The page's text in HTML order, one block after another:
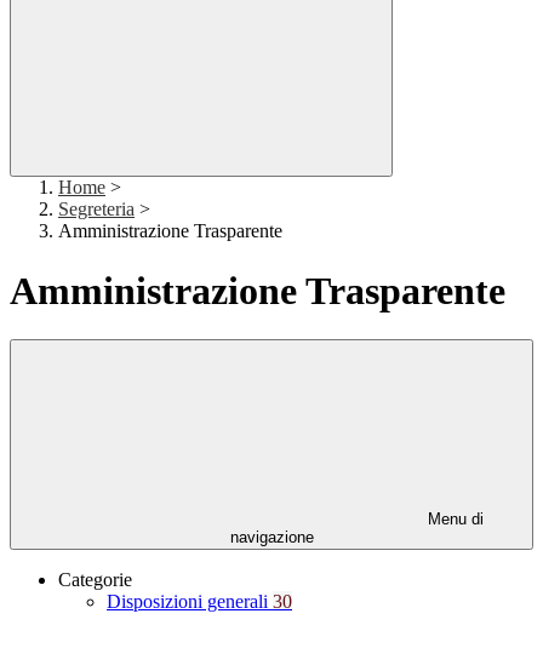
Home >
Segreteria >
Amministrazione Trasparente
Amministrazione Trasparente
Menu di
navigazione
Categorie
Disposizioni generali 30